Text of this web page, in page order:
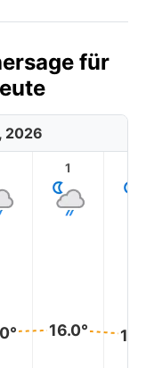
für
2026
1
16.0°